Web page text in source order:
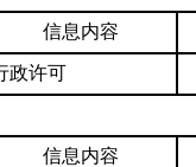
信息内容
政许可
信息内容